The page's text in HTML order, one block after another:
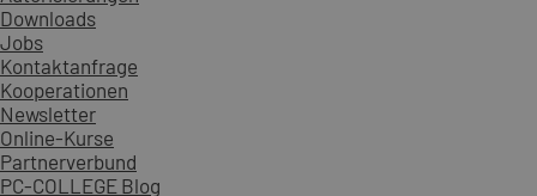
Downloads
Jobs
Kontaktanfrage
Kooperationen
Newsletter
Online-Kurse
Partnerverbund
PC-COLLEGE Blog